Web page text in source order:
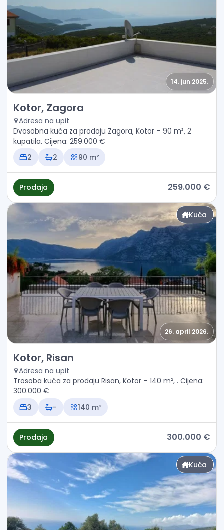
14. jun 2025.
Prodaja - Kuća Kotor, Zagora
Kotor, Zagora
Adresa na upit
Dvosobna kuća za prodaju Zagora, Kotor – 90 m², 2
kupatila. Cijena: 259.000 €
2
2 90 m²
Prodaja 259.000 €
Kuća
26. april 2026.
Prodaja - Kuća Kotor, Risan
Kotor, Risan
Adresa na upit
Trosoba kuća za prodaju Risan, Kotor – 140 m², . Cijena:
300.000 €
3
- 140 m²
Prodaja 300.000 €
Kuća